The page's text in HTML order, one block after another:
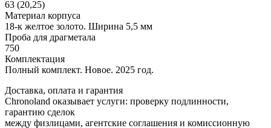
63 (20,25)
Материал корпуса
18-к желтое золото. Ширина 5,5 мм
Проба для драгметала
750
Комплектация
Полный комплект. Новое. 2025 год.
Доставка, оплата и гарантия
Chronoland оказывает услуги: проверку подлинности,
гарантию сделок
между физлицами, агентские соглашения и комиссионную